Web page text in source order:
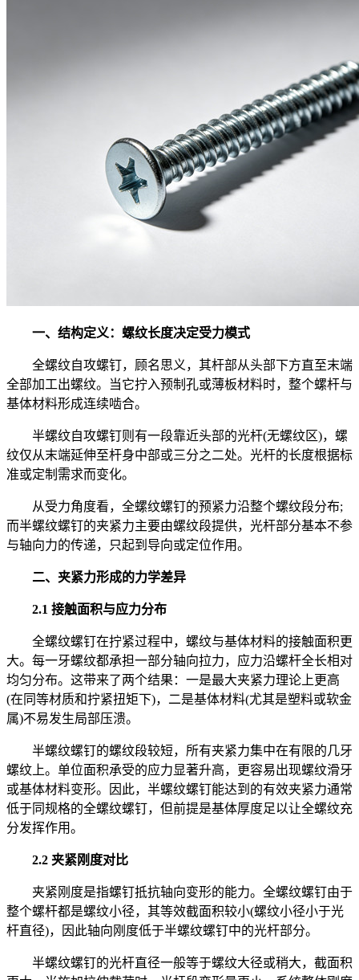
一、结构定义：螺纹长度决定受力模式
全螺纹自攻螺钉，顾名思义，其杆部从头部下方直至末端
全部加工出螺纹。当它拧入预制孔或薄板材料时，整个螺杆与
基体材料形成连续啮合。
半螺纹自攻螺钉则有一段靠近头部的光杆(无螺纹区)，螺
纹仅从末端延伸至杆身中部或三分之二处。光杆的长度根据标
准或定制需求而变化。
从受力角度看，全螺纹螺钉的预紧力沿整个螺纹段分布;
而半螺纹螺钉的夹紧力主要由螺纹段提供，光杆部分基本不参
与轴向力的传递，只起到导向或定位作用。
二、夹紧力形成的力学差异
2.1 接触面积与应力分布
全螺纹螺钉在拧紧过程中，螺纹与基体材料的接触面积更
大。每一牙螺纹都承担一部分轴向拉力，应力沿螺杆全长相对
均匀分布。这带来了两个结果：一是最大夹紧力理论上更高
(在同等材质和拧紧扭矩下)，二是基体材料(尤其是塑料或软金
属)不易发生局部压溃。
半螺纹螺钉的螺纹段较短，所有夹紧力集中在有限的几牙
螺纹上。单位面积承受的应力显著升高，更容易出现螺纹滑牙
或基体材料变形。因此，半螺纹螺钉能达到的有效夹紧力通常
低于同规格的全螺纹螺钉，但前提是基体厚度足以让全螺纹充
分发挥作用。
2.2 夹紧刚度对比
夹紧刚度是指螺钉抵抗轴向变形的能力。全螺纹螺钉由于
整个螺杆都是螺纹小径，其等效截面积较小(螺纹小径小于光
杆直径)，因此轴向刚度低于半螺纹螺钉中的光杆部分。
半螺纹螺钉的光杆直径一般等于螺纹大径或稍大，截面积